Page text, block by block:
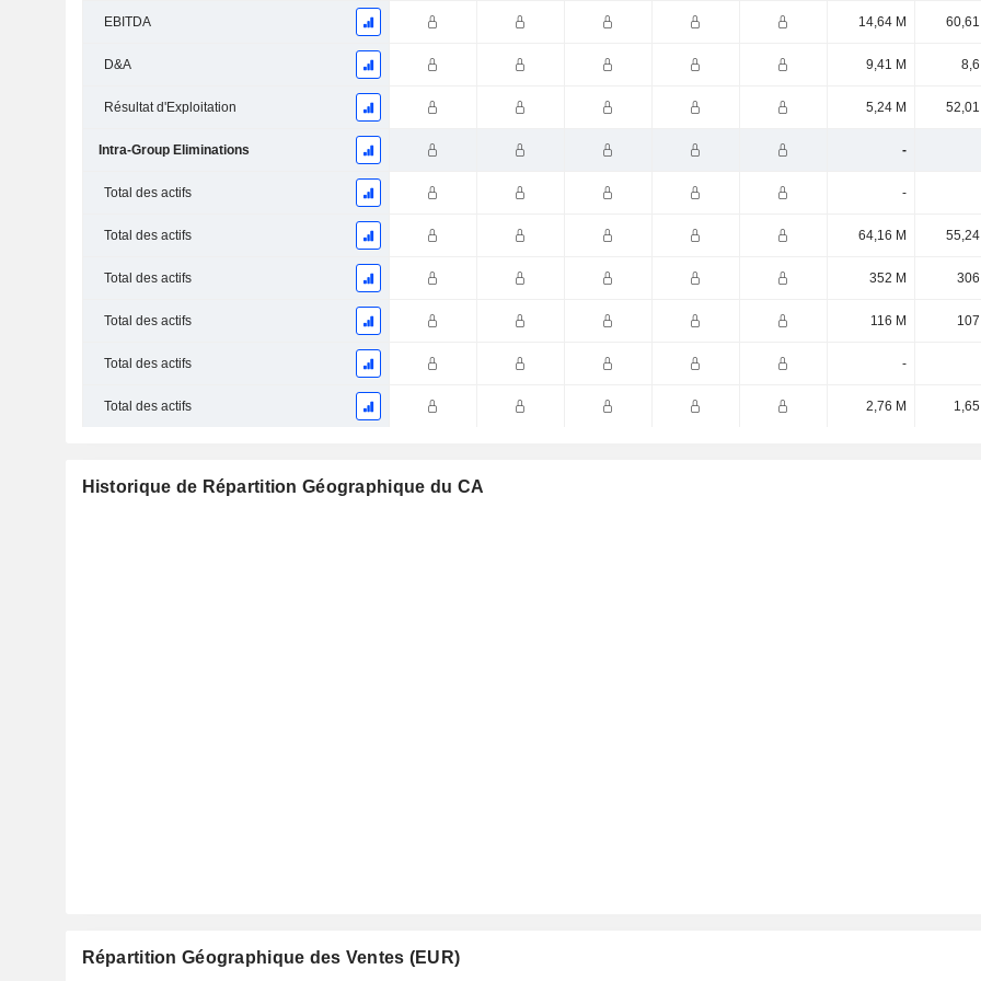
EBITDA 14,64 M 60,61
D&A 9,41 M 8,6
Résultat d'Exploitation 5,24 M 52,01
Intra-Group Eliminations -
Total des actifs -
Total des actifs 64,16 M 55,24
Total des actifs 352 M 306
Total des actifs 116 M 107
Total des actifs -
Total des actifs 2,76 M 1,65
Historique de Répartition Géographique du CA
Répartition Géographique des Ventes (EUR)